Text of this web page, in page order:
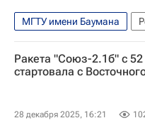
Дальневосточный
Социальный навигатор
СН_Образование
МГТУ имени Баумана
Московский авиационный
Общество
Ракета "Союз-2.1б" с 52
стартовала с
28 декабря 2025, 16:21